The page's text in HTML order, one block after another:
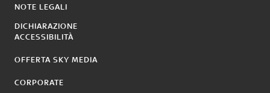
NOTE LEGALI
DICHIARAZIONE
ACCESSIBILITÀ
OFFERTA SKY MEDIA
CORPORATE